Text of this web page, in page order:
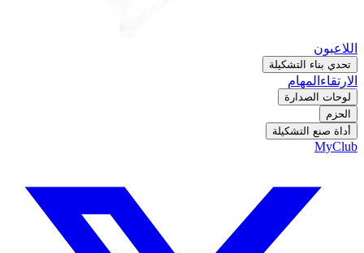
اللاعبون
تحدي بناء التشكيلة
الارتقاء المهام
لوحات الصدارة
الحزم
أداة صنع التشكيلة
MyClub